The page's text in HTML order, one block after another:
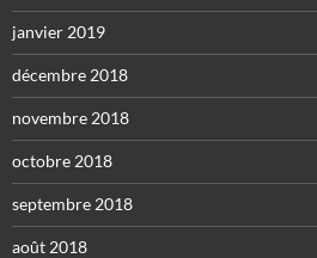
janvier 2019
décembre 2018
novembre 2018
octobre 2018
septembre 2018
août 2018